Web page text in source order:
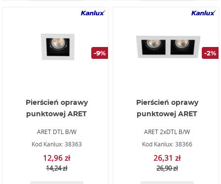
-9%
Pierścień oprawy
punktowej ARET
ARET DTL B/W
Kod Kanlux: 38363
12,96 zł
14,24 zł
-2%
Pierścień oprawy
punktowej ARET
ARET 2xDTL B/W
Kod Kanlux: 38366
26,31 zł
26,90 zł